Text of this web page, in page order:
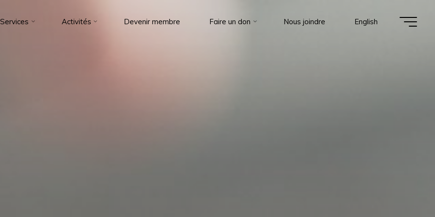
Services Activités Devenir membre Faire un don Nous joindre English